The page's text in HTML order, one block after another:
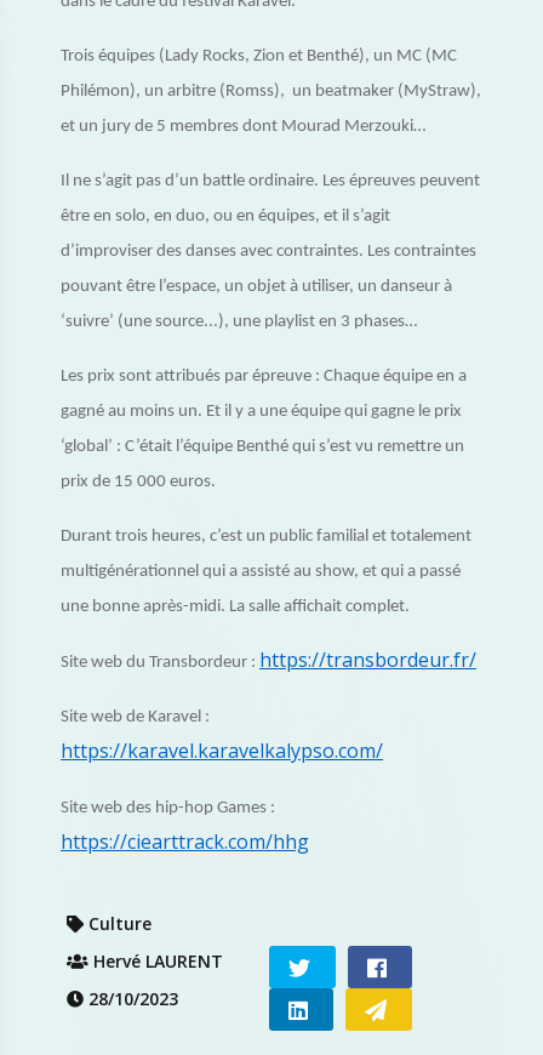
Trois équipes (Lady Rocks, Zion et Benthé), un MC (MC
Philémon), un arbitre (Romss), un beatmaker (MyStraw),
et un jury de 5 membres dont Mourad Merzouki…
Il ne s’agit pas d’un battle ordinaire. Les épreuves peuvent
être en solo, en duo, ou en équipes, et il s’agit
d’improviser des danses avec contraintes. Les contraintes
pouvant être l’espace, un objet à utiliser, un danseur à
‘suivre’ (une source...), une playlist en 3 phases…
Les prix sont attribués par épreuve : Chaque équipe en a
gagné au moins un. Et il y a une équipe qui gagne le prix
‘global’ : C’était l’équipe Benthé qui s’est vu remettre un
prix de 15 000 euros.
Durant trois heures, c’est un public familial et totalement
multigénérationnel qui a assisté au show, et qui a passé
une bonne après-midi. La salle affichait complet.
Site web du Transbordeur : https://transbordeur.fr/
Site web de Karavel :
https://karavel.karavelkalypso.com/
Site web des hip-hop Games :
https://ciearttrack.com/hhg
Culture
Hervé LAURENT
28/10/2023